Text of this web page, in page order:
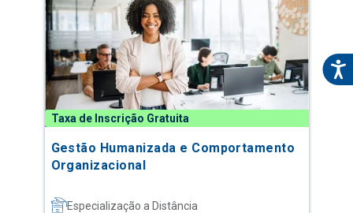
Taxa de Inscrição Gratuita
Gestão Humanizada e Comportamento
Organizacional
Especialização a Distância